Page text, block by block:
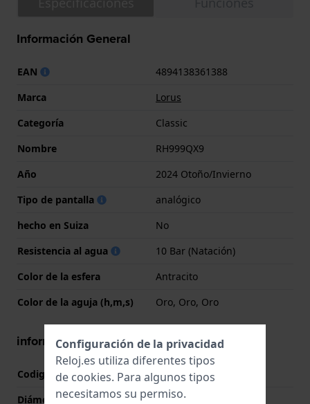
Información General
EAN
4894138361388
Marca
Lorus
Categoría
Classic
Nombre
RH999QX9
Año
2024 Otoño/Invierno
Tipo de pantalla
analógico
hecho en Suiza
No
Resistencia al agua
10 Bar (Natación)
Color de la esfera
Antracito
Color de la aguja (h,m,s)
Oro, Oro, Oro
información de la caja
Codigo de caja
PC32-X228
Diámetro
40 mm
Configuración de la privacidad
Reloj.es utiliza diferentes tipos
de cookies. Para algunos tipos
necesitamos su permiso.